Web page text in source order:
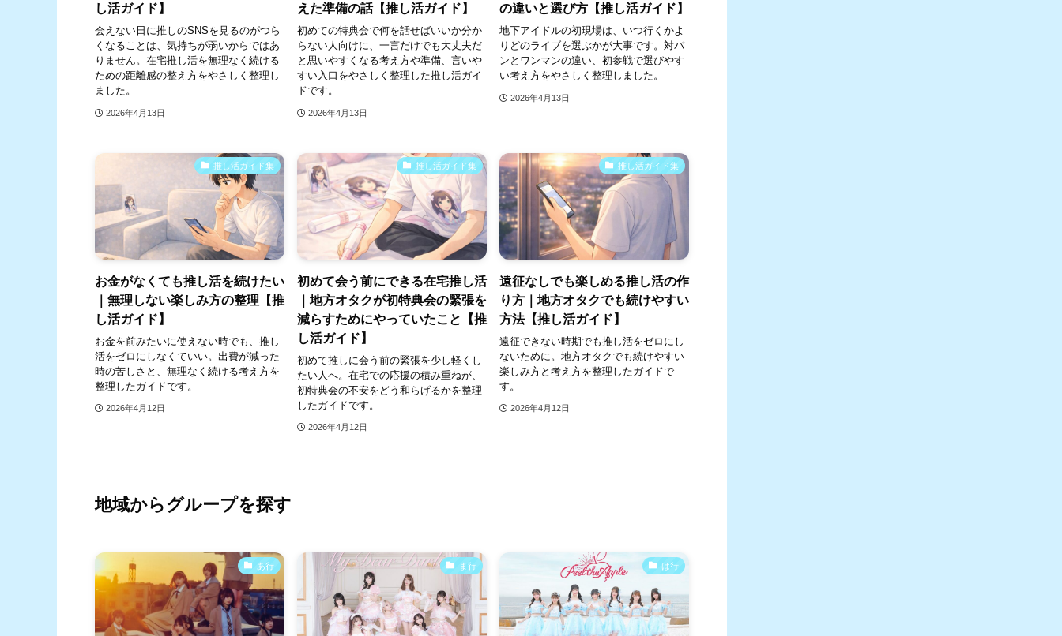
し活ガイド】
会えない日に推しのSNSを見るのがつら
くなることは、気持ちが弱いからではあ
りません。在宅推し活を無理なく続ける
ための距離感の整え方をやさしく整理し
ました。
2026年4月13日
えた準備の話【推し活ガイド】
初めての特典会で何を話せばいいか分か
らない人向けに、一言だけでも大丈夫だ
と思いやすくなる考え方や準備、言いや
すい入口をやさしく整理した推し活ガイ
ドです。
2026年4月13日
の違いと選び方【推し活ガイド】
地下アイドルの初現場は、いつ行くかよ
りどのライブを選ぶかが大事です。対バ
ンとワンマンの違い、初参戦で選びやす
い考え方をやさしく整理しました。
2026年4月13日
推し活ガイド集
お金がなくても推し活を続けたい
｜無理しない楽しみ方の整理【推
し活ガイド】
お金を前みたいに使えない時でも、推し
活をゼロにしなくていい。出費が減った
時の苦しさと、無理なく続ける考え方を
整理したガイドです。
2026年4月12日
推し活ガイド集
初めて会う前にできる在宅推し活
｜地方オタクが初特典会の緊張を
減らすためにやっていたこと【推
し活ガイド】
初めて推しに会う前の緊張を少し軽くし
たい人へ。在宅での応援の積み重ねが、
初特典会の不安をどう和らげるかを整理
したガイドです。
2026年4月12日
推し活ガイド集
遠征なしでも楽しめる推し活の作
り方｜地方オタクでも続けやすい
方法【推し活ガイド】
遠征できない時期でも推し活をゼロにし
ないために。地方オタクでも続けやすい
楽しみ方と考え方を整理したガイドで
す。
2026年4月12日
地域からグループを探す
あ行 ま行 は行